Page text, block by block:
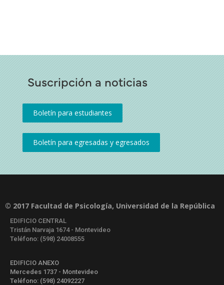
Suscripción a noticias
© 2017 Facultad de Psicología, Universidad de la República
EDIFICIO CENTRAL
Tristán Narvaja 1674 - Montevideo
Teléfono: (598) 24008555
EDIFICIO ANEXO
Mercedes 1737 - Montevideo
Teléfono: (598) 24092227